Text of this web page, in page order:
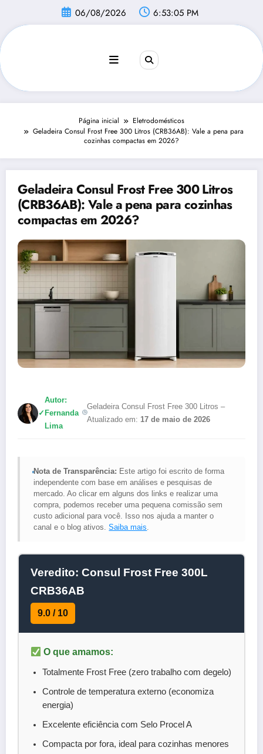
conteúdo
06/08/2026 6:53:06 PM
Página inicial
Eletrodomésticos
Geladeira Consul Frost Free 300 Litros (CRB36AB): Vale a pena para
cozinhas compactas em 2026?
Geladeira Consul Frost Free 300 Litros
(CRB36AB): Vale a pena para cozinhas
compactas em 2026?
✓
Autor:
Fernanda
Lima
Geladeira Consul Frost Free 300 Litros –
Atualizado em:17 de maio de 2026
Nota de Transparência: Este artigo foi escrito de forma
independente com base em análises e pesquisas de
mercado. Ao clicar em alguns dos links e realizar uma
compra, podemos receber uma pequena comissão sem
custo adicional para você. Isso nos ajuda a manter o
canal e o blog ativos.Saiba mais.
Veredito: Consul Frost Free 300L
CRB36AB
9.0 / 10
O que amamos:
Totalmente Frost Free (zero trabalho com degelo)
Controle de temperatura externo (economiza
energia)
Excelente eficiência com Selo Procel A
Compacta por fora, ideal para cozinhas menores